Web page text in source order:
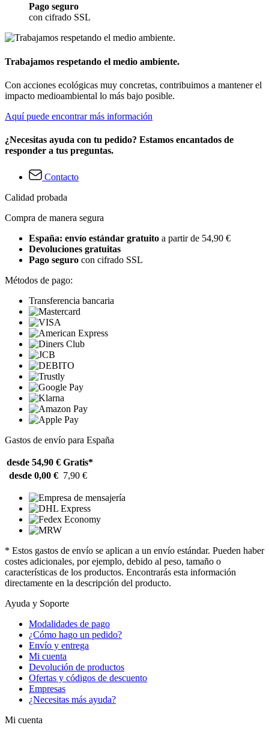
Pago seguro
con cifrado SSL
Trabajamos respetando el medio ambiente.
Con acciones ecológicas muy concretas, contribuimos a mantener el
impacto medioambiental lo más bajo posible.
Aquí puede encontrar más información
¿Necesitas ayuda con tu pedido? Estamos encantados de
responder a tus preguntas.
Contacto
Calidad probada
Compra de manera segura
España: envío estándar gratuito a partir de 54,90 €
Devoluciones gratuitas
Pago seguro con cifrado SSL
Métodos de pago:
Transferencia bancaria
Gastos de envío para España
desde 54,90 € Gratis*
desde 0,00 € 7,90 €
* Estos gastos de envío se aplican a un envío estándar. Pueden haber
costes adicionales, por ejemplo, debido al peso, tamaño o
características de los productos. Encontrarás esta información
directamente en la descripción del producto.
Ayuda y Soporte
Modalidades de pago
¿Cómo hago un pedido?
Envío y entrega
Mi cuenta
Devolución de productos
Ofertas y códigos de descuento
Empresas
¿Necesitas más ayuda?
Mi cuenta